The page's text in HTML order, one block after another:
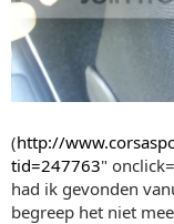
(http://
tid=247763"
had ik gevonden
begreep het niet